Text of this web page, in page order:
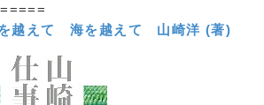
越えて 海を越えて 山崎洋 (著)